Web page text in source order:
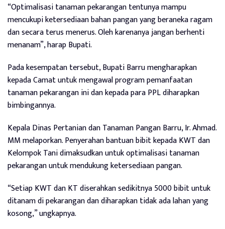
“Optimalisasi tanaman pekarangan tentunya mampu
mencukupi ketersediaan bahan pangan yang beraneka ragam
dan secara terus menerus. Oleh karenanya jangan berhenti
menanam”, harap Bupati.
Pada kesempatan tersebut, Bupati Barru mengharapkan
kepada Camat untuk mengawal program pemanfaatan
tanaman pekarangan ini dan kepada para PPL diharapkan
bimbingannya.
Kepala Dinas Pertanian dan Tanaman Pangan Barru, Ir. Ahmad.
MM melaporkan. Penyerahan bantuan bibit kepada KWT dan
Kelompok Tani dimaksudkan untuk optimalisasi tanaman
pekarangan untuk mendukung ketersediaan pangan.
“Setiap KWT dan KT diserahkan sedikitnya 5000 bibit untuk
ditanam di pekarangan dan diharapkan tidak ada lahan yang
kosong,” ungkapnya.